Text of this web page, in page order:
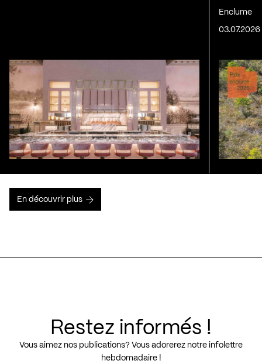
Enclume
03.07.2026
En découvrir plus
Restez informés !
Vous aimez nos publications? Vous adorerez notre infolettre
hebdomadaire !